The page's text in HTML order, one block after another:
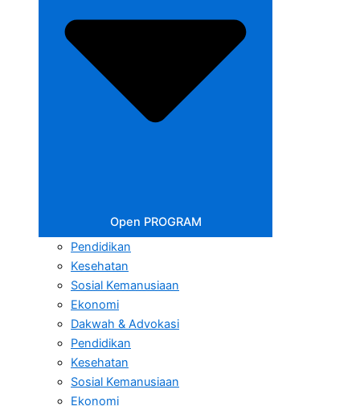
Open PROGRAM
Pendidikan
Kesehatan
Sosial Kemanusiaan
Ekonomi
Dakwah & Advokasi
Pendidikan
Kesehatan
Sosial Kemanusiaan
Ekonomi